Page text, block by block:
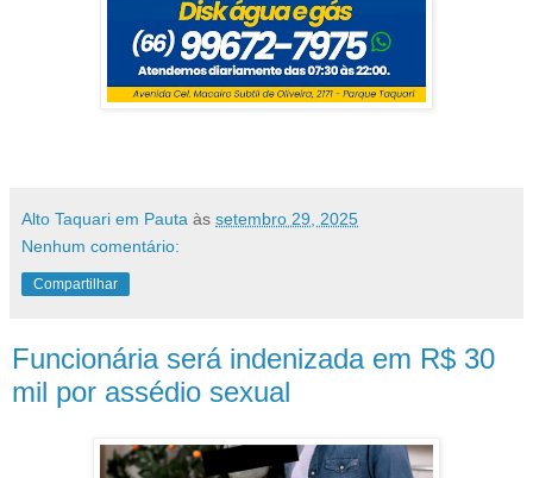
Alto Taquari em Pauta às setembro 29, 2025
Nenhum comentário:
Compartilhar
Funcionária será indenizada em R$ 30
mil por assédio sexual